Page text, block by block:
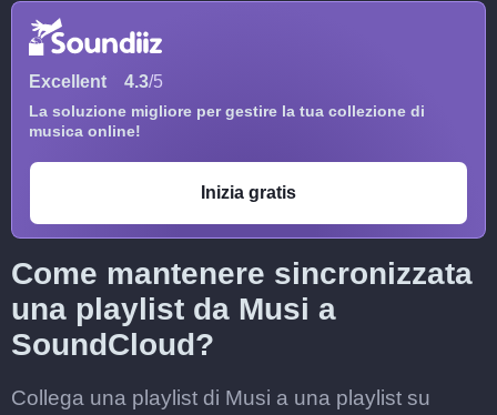
Excellent 4.3/5
La soluzione migliore per gestire la tua collezione di
musica online!
Inizia gratis
Come mantenere sincronizzata
una playlist da Musi a
SoundCloud?
Collega una playlist di Musi a una playlist su